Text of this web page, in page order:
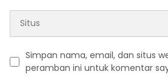
Simpan nama, email, dan situs
peramban ini untuk komentar